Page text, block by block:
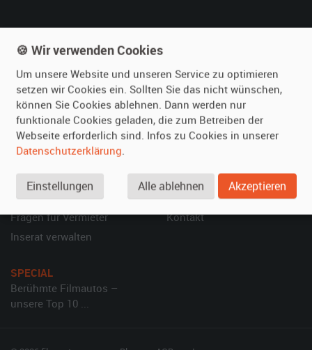
Leistungen
Referenzen
Kundenmeinungen
Erweiterte Suche
Fragen für Mieter
Service
Vermieten
Oldtimer anmelden
Fotos senden
Fragen für Vermieter
Inserat verwalten
Häufige Fragen (FAQ)
So funktioniert's
Kontakt
SPECIAL
Berühmte Filmautos –
unsere Top 10 ...
🍪 Wir verwenden Cookies
Um unsere Website und unseren Service zu optimieren
setzen wir Cookies ein. Sollten Sie das nicht wünschen,
können Sie Cookies ablehnen. Dann werden nur
funktionale Cookies geladen, die zum Betreiben der
Webseite erforderlich sind. Infos zu Cookies in unserer
Datenschutzerklärung.
Einstellungen Alle ablehnen Akzeptieren